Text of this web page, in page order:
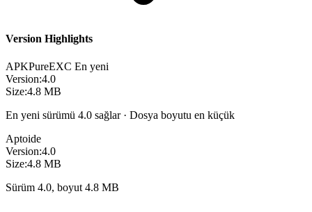
Version Highlights
APKPureEXC En yeni
Version:4.0
Size:4.8 MB
En yeni sürümü 4.0 sağlar · Dosya boyutu en küçük
Aptoide
Version:4.0
Size:4.8 MB
Sürüm 4.0, boyut 4.8 MB